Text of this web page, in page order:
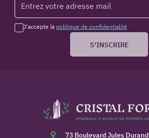
J'accepte la politique de confidentialité *
S'INSCRIRE
73 Boulevard Jules Durand